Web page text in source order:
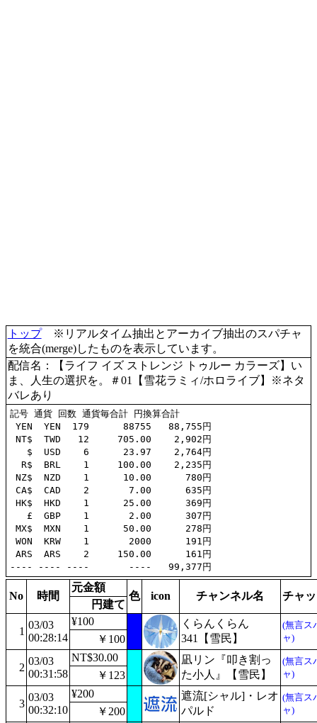
トップ※リアルタイム抽出とアーカイブ抽出のスパチャ
を統合(merge)したものを表示しています。
配信名：【ライフ イズ ストレンジ トゥルー カラーズ】い
ま、人生の選択を。＃01【雪花ラミィ/ホロライブ】※ネタ
バレあり
記号 通貨 回数 通貨毎合計 円換算合計
YEN  YEN  179      88755   88,755円
NT$  TWD   12     705.00    2,902円
   $  USD    6      23.97    2,764円
  R$  BRL    1     100.00    2,235円
NZ$  NZD    1      10.00      780円
CA$  CAD    2       7.00      635円
HK$  HKD    1      25.00      369円
   £  GBP    1       2.00      307円
MX$  MXN    1      50.00      278円
WON  KRW    1       2000      191円
ARS  ARS    2     150.00      161円
No 時間
元金額
色 icon チャンネル名 チャ
円建て
1
03/03
00:28:14
¥100
くらんくらん
341【雪民】
(無言ス
ャ)
￥100
2
03/03
00:31:58
NT$30.00
凪リン『叩き割っ
た小人』【雪民】
(無言ス
ャ)
￥123
3
03/03
00:32:10
¥200
遮流[シャル]・レオ
パルド
(無言ス
ャ)
￥200